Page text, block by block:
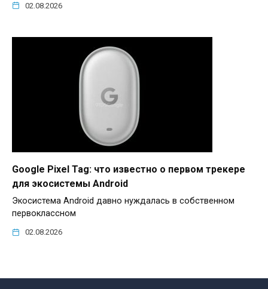
02.08.2026
Google Pixel Tag: что известно о первом трекере
для экосистемы Android
Экосистема Android давно нуждалась в собственном
первоклассном
02.08.2026